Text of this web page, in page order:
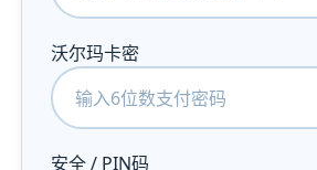
沃尔玛卡密
安全 / PIN码